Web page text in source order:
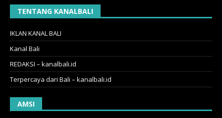
TENTANG KANALBALI
IKLAN KANAL BALI
Kanal Bali
REDAKSI – kanalbali.id
Terpercaya dari Bali – kanalbali.id
AMSI